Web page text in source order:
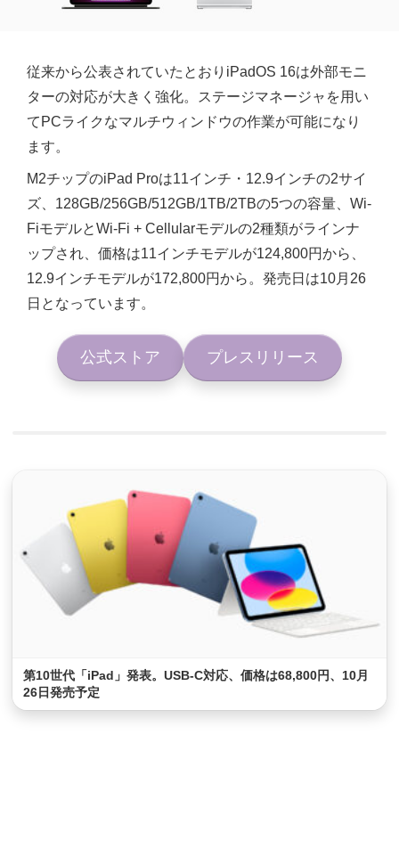
従来から公表されていたとおりiPadOS 16は外部モニ
ターの対応が大きく強化。ステージマネージャを用い
てPCライクなマルチウィンドウの作業が可能になり
ます。
M2チップのiPad Proは11インチ・12.9インチの2サイ
ズ、128GB/256GB/512GB/1TB/2TBの5つの容量、Wi-
FiモデルとWi-Fi + Cellularモデルの2種類がラインナ
ップされ、価格は11インチモデルが124,800円から、
12.9インチモデルが172,800円から。発売日は10月26
日となっています。
公式ストア プレスリリース
第10世代「iPad」発表。USB-C対応、価格は68,800円、10月
26日発売予定